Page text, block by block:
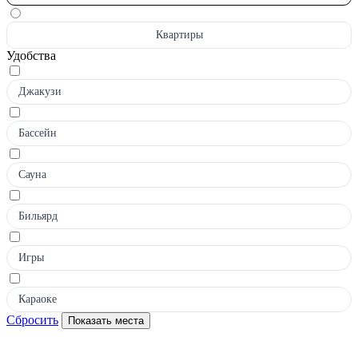
Квартиры
Удобства
Джакузи
Бассейн
Сауна
Бильярд
Игры
Караоке
Сбросить Показать места